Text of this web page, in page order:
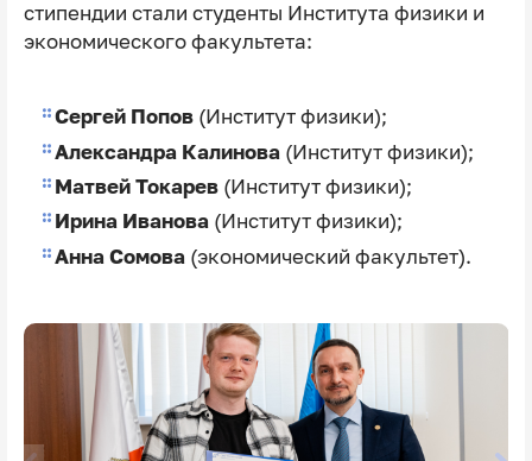
стипендии стали студенты Института физики и
экономического факультета:
Сергей Попов(Институт физики);
Александра Калинова(Институт физики);
Матвей Токарев(Институт физики);
Ирина Иванова(Институт физики);
Анна Сомова (экономический факультет).